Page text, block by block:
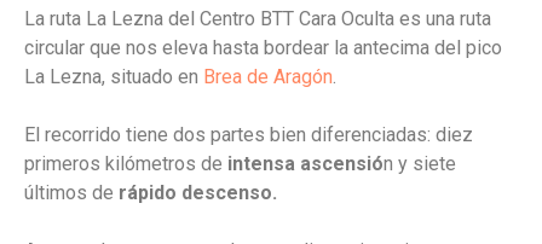
La ruta La Lezna del Centro BTT Cara Oculta es una ruta
circular que nos eleva hasta bordear la antecima del pico
La Lezna, situado en Brea de Aragón.
El recorrido tiene dos partes bien diferenciadas: diez
primeros kilómetros de intensa ascensión y siete
últimos de rápido descenso.